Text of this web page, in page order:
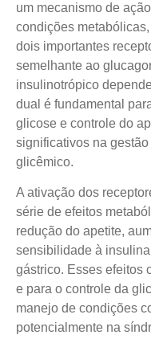
um mecanismo de
condições
dois importantes
semelhante ao
insulinotrópico
dual é fundamental
glicose e controle do
significativos na
glicêmico.
A ativação dos
série de efeitos
redução do apetite,
sensibilidade à
gástrico. Esses efeitos
e para o controle da
manejo de condições
potencialmente na